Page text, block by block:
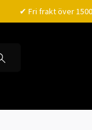
✔ Fri frakt över